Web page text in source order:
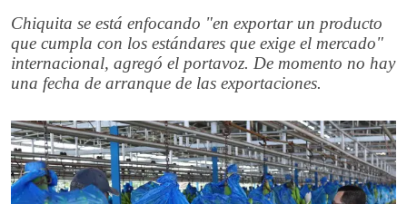
Chiquita se está enfocando "en exportar un producto
que cumpla con los estándares que exige el mercado"
internacional, agregó el portavoz. De momento no hay
una fecha de arranque de las exportaciones.